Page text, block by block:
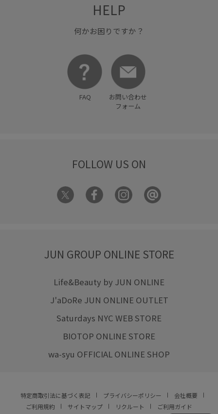
HELP
何かお困りですか？
FAQ
お問い合わせ
フォーム
FOLLOW US ON
JUN GROUP ONLINE STORE
Life&Beauty by JUN ONLINE
J'aDoRe JUN ONLINE OUTLET
Saturdays NYC WEB STORE
BIOTOP ONLINE STORE
wa-syu OFFICIAL ONLINE SHOP
特定商取引法に基づく表記 プライバシーポリシー
会社概要
ご利用規約
サイトマップ リクルート ご利用ガイド